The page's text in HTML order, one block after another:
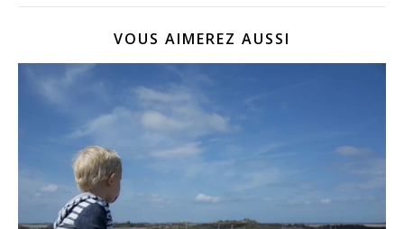
VOUS AIMEREZ AUSSI